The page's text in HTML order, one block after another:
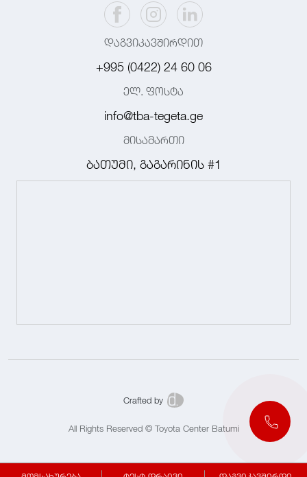
დაგვიკავშირდით
+995 (0422) 24 60 06
ელ. ფოსტა
info@tba-tegeta.ge
მისამართი
ბათუმი, გაგარინის #1
All Rights Reserved © Toyota Center Batumi
Crafted by